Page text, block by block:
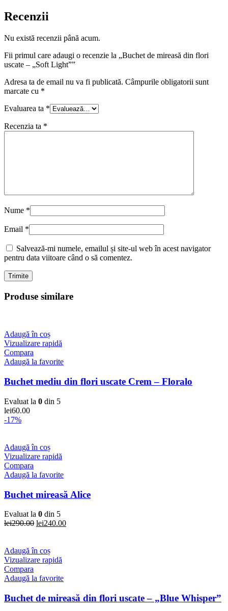
Recenzii
Nu există recenzii până acum.
Fii primul care adaugi o recenzie la „Buchet de mireasă din flori
uscate – „Soft Light””
Adresa ta de email nu va fi publicată. Câmpurile obligatorii sunt
marcate cu *
Evaluarea ta *
Recenzia ta *
Nume *
Email *
Salvează-mi numele, emailul și site-ul web în acest navigator
pentru data viitoare când o să comentez.
Produse similare
Adaugă în coș
Vizualizare rapidă
Compara
Adaugă la favorite
Buchet mediu din flori uscate Crem – Floralo
Evaluat la 0 din 5
lei60.00
-17%
Adaugă în coș
Vizualizare rapidă
Compara
Adaugă la favorite
Buchet mireasă Alice
Evaluat la 0 din 5
lei290.00 Prețul
fost:
lei290.00.
lei240.00Prețul
Adaugă în coș
Vizualizare rapidă
Compara
Adaugă la favorite
Buchet de mireasă din flori uscate – „Blue Whisper”